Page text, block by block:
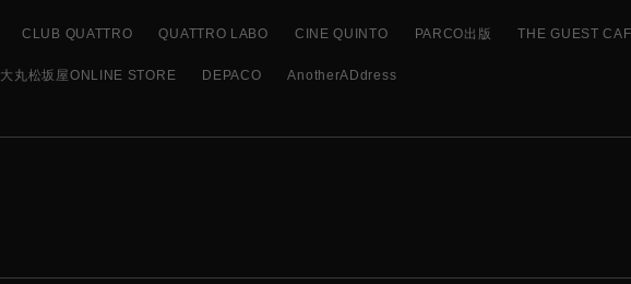
CLUB QUATTRO QUATTRO LABO CINE QUINTO PARCO出版 THE GUEST
大丸松坂屋ONLINE STORE DEPACO AnotherADdress